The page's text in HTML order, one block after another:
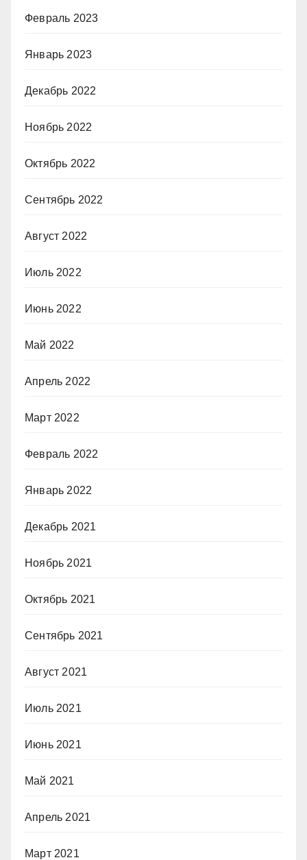
Февраль 2023
Январь 2023
Декабрь 2022
Ноябрь 2022
Октябрь 2022
Сентябрь 2022
Август 2022
Июль 2022
Июнь 2022
Май 2022
Апрель 2022
Март 2022
Февраль 2022
Январь 2022
Декабрь 2021
Ноябрь 2021
Октябрь 2021
Сентябрь 2021
Август 2021
Июль 2021
Июнь 2021
Май 2021
Апрель 2021
Март 2021